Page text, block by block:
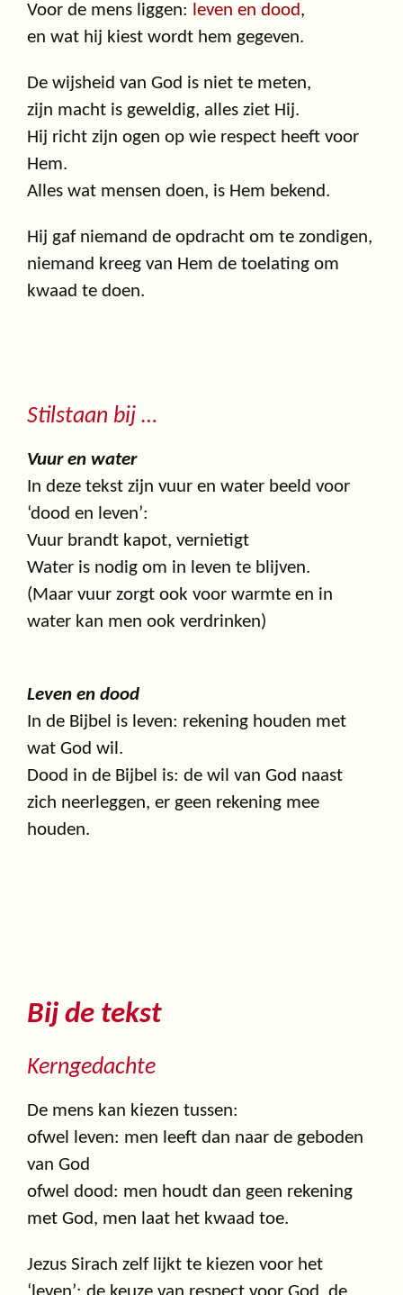
Voor de mens liggen: leven en dood,
en wat hij kiest wordt hem gegeven.
De wijsheid van God is niet te meten,
zijn macht is geweldig, alles ziet Hij.
Hij richt zijn ogen op wie respect heeft voor
Hem.
Alles wat mensen doen, is Hem bekend.
Hij gaf niemand de opdracht om te zondigen,
niemand kreeg van Hem de toelating om
kwaad te doen.
Stilstaan bij …
Vuur en water
In deze tekst zijn vuur en water beeld voor
‘dood en leven’:
Vuur brandt kapot, vernietigt
Water is nodig om in leven te blijven.
(Maar vuur zorgt ook voor warmte en in
water kan men ook verdrinken)
Leven en dood
In de Bijbel is leven: rekening houden met
wat God wil.
Dood in de Bijbel is: de wil van God naast
zich neerleggen, er geen rekening mee
houden.
Bij de tekst
Kerngedachte
De mens kan kiezen tussen:
ofwel leven: men leeft dan naar de geboden
van God
ofwel dood: men houdt dan geen rekening
met God, men laat het kwaad toe.
Jezus Sirach zelf lijkt te kiezen voor het